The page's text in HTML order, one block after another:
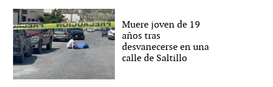
Muere joven de 19
años tras
desvanecerse en una
calle de Saltillo